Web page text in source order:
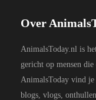
Over
AnimalsToday.nl is
gericht op mensen
AnimalsToday vind je
blogs, vlogs,